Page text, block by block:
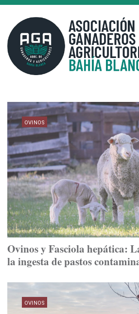
OVINOS
Ovinos y Fasciola hepática:
la ingesta de pastos
OVINOS